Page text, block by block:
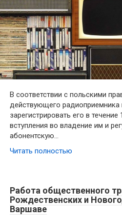
В соответствии с польскими
действующего радиоприемника
зарегистрировать его в
вступления во владение им и
абонентскую…
Читать полностью
Работа общественного
Рождественских и
Варшаве